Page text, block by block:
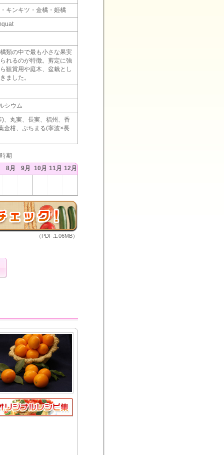
キンキツ・金橘・姫橘
類の中で最も小さな果実
れるのが特徴。剪定に強
観賞用や庭木、盆栽とし
ました。
シウム
、丸実、長実、福州、香
金柑、ぷちまる(寧波×長
期
8月 9月 10月 11月 12月
（PDF:1.06MB）